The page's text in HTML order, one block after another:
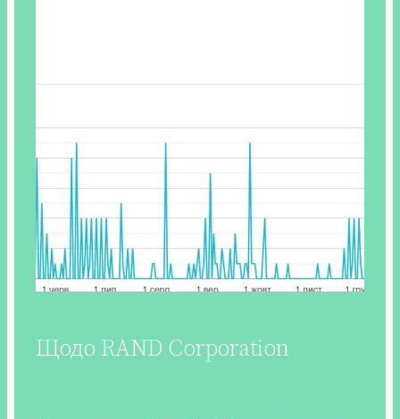
Щодо RAND Corporation